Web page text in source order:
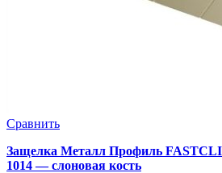
Сравнить
Защелка Металл Профиль
1014 — слоновая кость